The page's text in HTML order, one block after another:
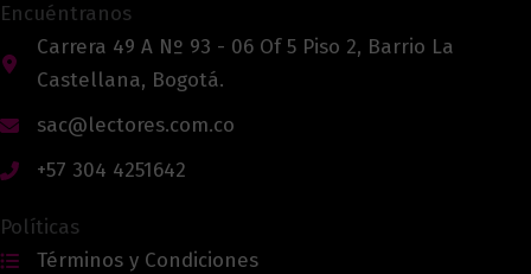
Encuéntranos
Carrera 49 A Nº 93 - 06 Of 5 Piso 2, Barrio La
Castellana, Bogotá.
sac@lectores.com.co
+57 304 4251642
Políticas
Términos y Condiciones